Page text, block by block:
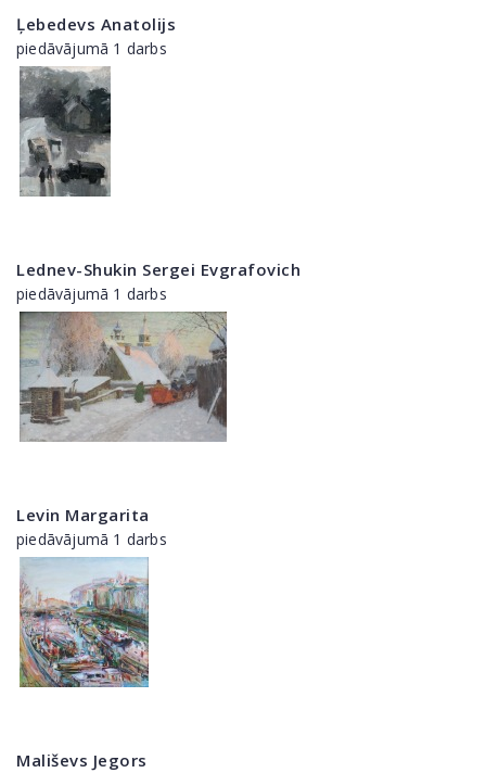
Ļebedevs Anatolijs
piedāvājumā 1 darbs
Lednev-Shukin Sergei Evgrafovich
piedāvājumā 1 darbs
Levin Margarita
piedāvājumā 1 darbs
Mališevs Jegors